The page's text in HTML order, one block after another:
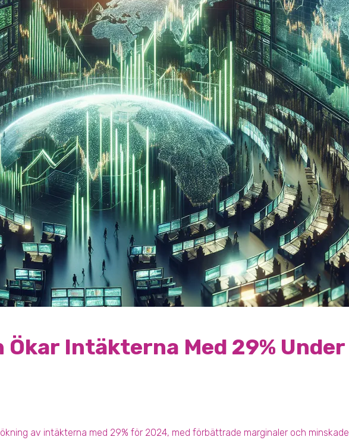
Ökar Intäkterna Med 29% Under
av intäkterna med 29% för 2024, med förbättrade marginaler och minskade